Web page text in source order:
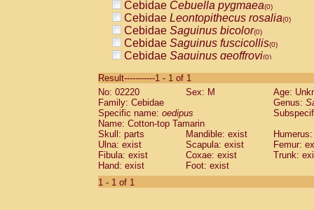
Cebidae Cebuella pygmaea(0)
Cebidae Leontopithecus rosalia(0)
Cebidae Saguinus bicolor(0)
Cebidae Saguinus fuscicollis(0)
Cebidae Saguinus geoffroyi(0)
CebidaeSaguinus labiatus(0)
Cebidae Saguinus leucopus (0)
Cebidae
CebidaeSaguinus mystax
Cebidae Saguinus nigricollis (0)
Cebidae Saguinus oedipus
Cebidae Saguinus weddelli
Cebidae Saguinusspp.
Cebidae
Result-----------1 - 1 of 1
No: 02220
Sex: M
Age:
Family: Cebidae
Genus:
Specific name: oedipus
Name: Cotton-top Tamarin
Skull: parts
Mandible: exist
Ulna: exist
Scapula: exist
Femur:
Fibula: exist
Coxae: exist
Trunk:
Hand: exist
Foot: exist
1 - 1 of 1